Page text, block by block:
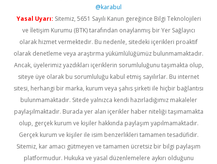
@karabul
Yasal Uyarı: Sitemiz, 5651 Sayılı Kanun gereğince Bilgi Teknolojileri
ve İletişim Kurumu (BTK) tarafından onaylanmış bir Yer Sağlayıcı
olarak hizmet vermektedir. Bu nedenle, sitedeki içerikleri proaktif
olarak denetleme veya araştırma yükümlülüğümüz bulunmamaktadır.
Ancak, üyelerimiz yazdıkları içeriklerin sorumluluğunu taşımakta olup,
siteye üye olarak bu sorumluluğu kabul etmiş sayılırlar. Bu internet
sitesi, herhangi bir marka, kurum veya şahıs şirketi ile hiçbir bağlantısı
bulunmamaktadır. Sitede yalnızca kendi hazırladığımız makaleler
paylaşılmaktadır. Burada yer alan içerikler haber niteliği taşımamakta
olup, gerçek kurum ve kişiler hakkında paylaşım yapılmamaktadır.
Gerçek kurum ve kişiler ile isim benzerlikleri tamamen tesadüfidir.
Sitemiz, kar amacı gütmeyen ve tamamen ücretsiz bir bilgi paylaşım
platformudur. Hukuka ve yasal düzenlemelere aykırı olduğunu